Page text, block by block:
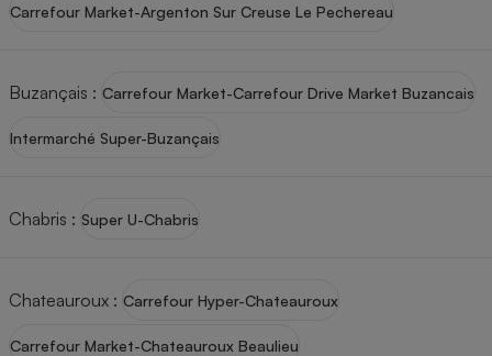
Carrefour Market-Argenton Sur Creuse Le Pechereau
Buzançais : Carrefour Market-Carrefour Drive Market Buzancais
Intermarché Super-Buzançais
Chabris : Super U-Chabris
Chateauroux : Carrefour Hyper-Chateauroux
Carrefour Market-Chateauroux Beaulieu